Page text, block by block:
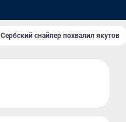
Сербский снайпер похвалил якутов